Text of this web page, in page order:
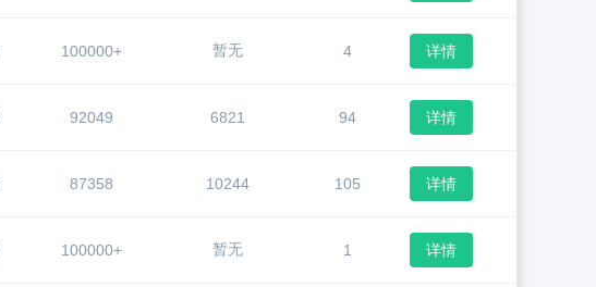
100000+ 暂无 4 详情
92049 6821 94 详情
87358 10244 105 详情
100000+ 暂无 1 详情